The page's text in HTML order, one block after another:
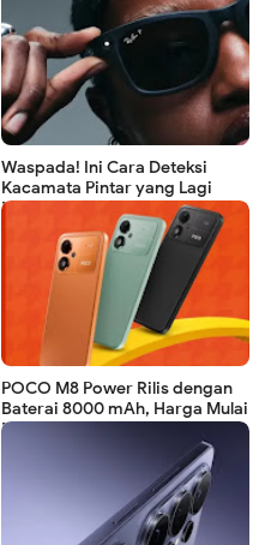
Waspada! Ini Cara Deteksi
Kacamata Pintar yang Lagi
Rekam Kamu
POCO M8 Power Rilis dengan
Baterai 8000 mAh, Harga Mulai
Rp4,7 Juta!